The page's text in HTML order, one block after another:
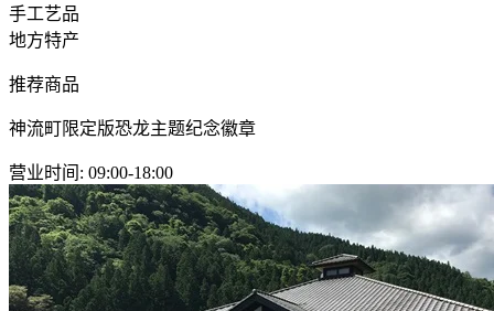
手工艺品
地方特产
推荐商品
神流町限定版恐龙主题纪念徽章
营业时间 : 09:00-18:00